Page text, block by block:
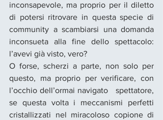
inconsapevole, ma proprio per il diletto
di potersi ritrovare in questa specie di
community a scambiarsi una domanda
inconsueta alla fine dello spettacolo:
l’avevi già visto, vero?
O forse, scherzi a parte, non solo per
questo, ma proprio per verificare, con
l’occhio dell’ormai navigato   spettatore,
se questa volta i meccanismi perfetti
cristallizzati nel miracoloso copione di